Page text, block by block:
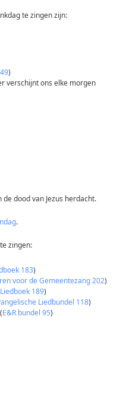
te zingen zijn:
)
verschijnt ons elke morgen
dood van Jezus herdacht.
.
zingen:
183)
voor de Gemeentezang 202)
Liedboek 189)
Liedbundel 118)
E&R bundel 95)